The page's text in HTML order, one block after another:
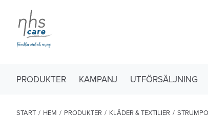
PRODUKTER KAMPANJ UTFÖRSÄLJNING
START / HEM / PRODUKTER / KLÄDER & TEXTILIER /